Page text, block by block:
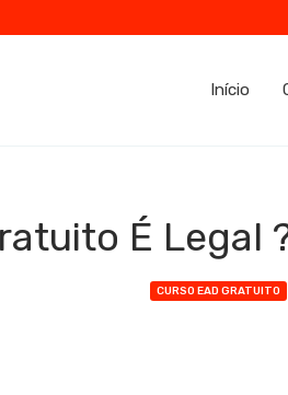
Início
É Legal
CURSO EAD GRATUITO